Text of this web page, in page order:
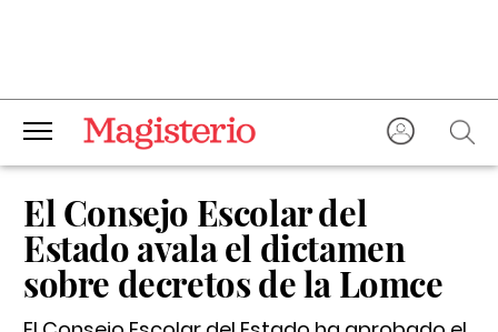
El Consejo Escolar del
Estado avala el dictamen
sobre decretos de la Lomce